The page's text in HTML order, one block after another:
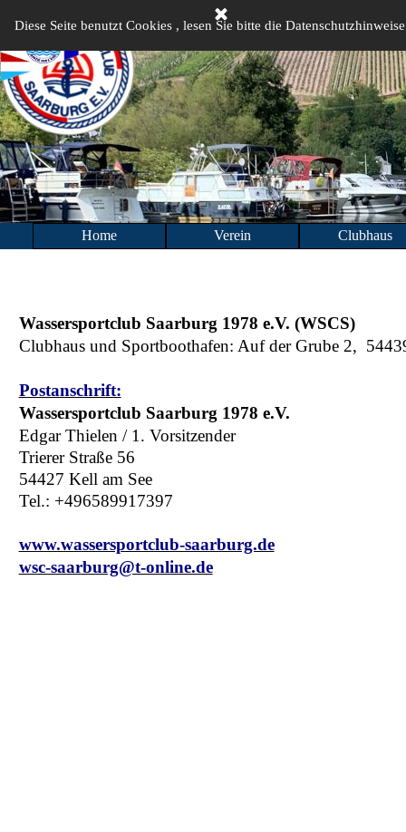
Diese Seite benutzt Cookies , lesen Sie bitte die
Home Verein ▼
Clubhaus
Wassersportclub Saarburg 1978 e.V. (WSCS)
Clubhaus und Sportboothafen: Auf der Grube 2,
Postanschrift:
Wassersportclub Saarburg 1978 e.V.
Edgar Thielen / 1. Vorsitzender
Trierer Straße 56
54427 Kell am See
Tel.: +496589917397
www.wassersportclub-saarburg.de
wsc-saarburg@t-online.de